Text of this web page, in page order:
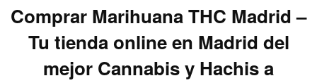
Comprar Marihuana THC Madrid –
Tu tienda online en Madrid del
mejor Cannabis y Hachis a